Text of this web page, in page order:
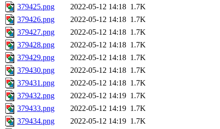
379425.png
2022-05-12 14:18 1.7K
379426.png
2022-05-12 14:18 1.7K
379427.png
2022-05-12 14:18 1.7K
379428.png
2022-05-12 14:18 1.7K
379429.png
2022-05-12 14:18 1.7K
379430.png
2022-05-12 14:18 1.7K
379431.png
2022-05-12 14:18 1.7K
379432.png
2022-05-12 14:19 1.7K
379433.png
2022-05-12 14:19 1.7K
379434.png
2022-05-12 14:19 1.7K